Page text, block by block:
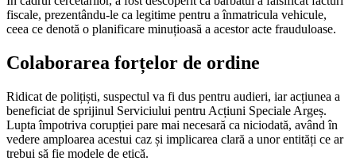
fiscale, prezentându-le ca legitime pentru a înmatricula vehicule,
ceea ce denotă o planificare minuțioasă a acestor acte frauduloase.
Colaborarea forțelor de ordine
Ridicat de polițiști, suspectul va fi dus pentru audieri, iar acțiunea a
beneficiat de sprijinul Serviciului pentru Acțiuni Speciale Argeș.
Lupta împotriva corupției pare mai necesară ca niciodată, având în
vedere amploarea acestui caz și implicarea clară a unor entități ce ar
trebui să fie modele de etică.